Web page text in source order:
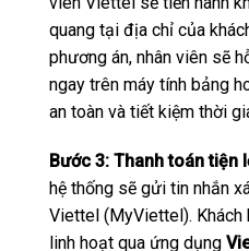
quang tại địa chỉ của
phương án, nhân viên sẽ
ngay trên máy tính bảng
an toàn và tiết kiệm thời
Bước 3: Thanh toán tiện
hệ thống sẽ gửi tin nhắn
Viettel (MyViettel). Khách
linh hoạt qua ứng dụng